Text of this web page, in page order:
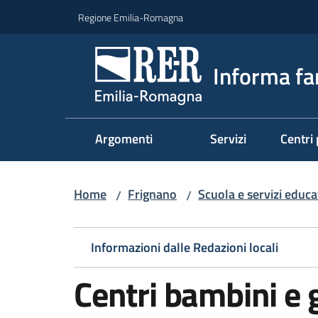
Regione Emilia-Romagna
Informa
Argomenti Servizi Centri
Home / Frignano / Scuola e servizi
Informazioni dalle Redazioni locali
Centri bambini e